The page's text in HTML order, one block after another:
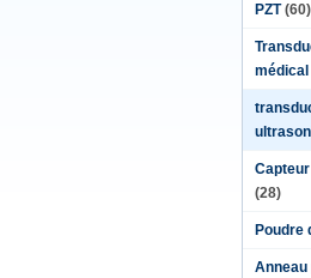
PZT (60)
médical
(28)
Poudre